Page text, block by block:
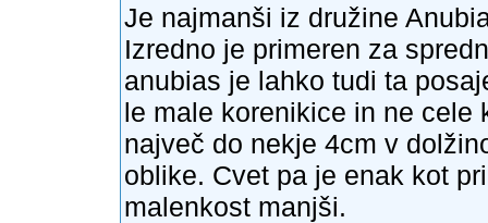
Je najmanši iz družine
Izredno je primeren za
anubias je lahko tudi ta
le male korenikice in ne cele
največ do nekje 4cm v
oblike. Cvet pa je enak kot
malenkost manjši.